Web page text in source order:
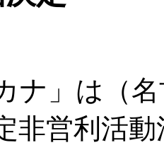
ナ」は（
非営利活